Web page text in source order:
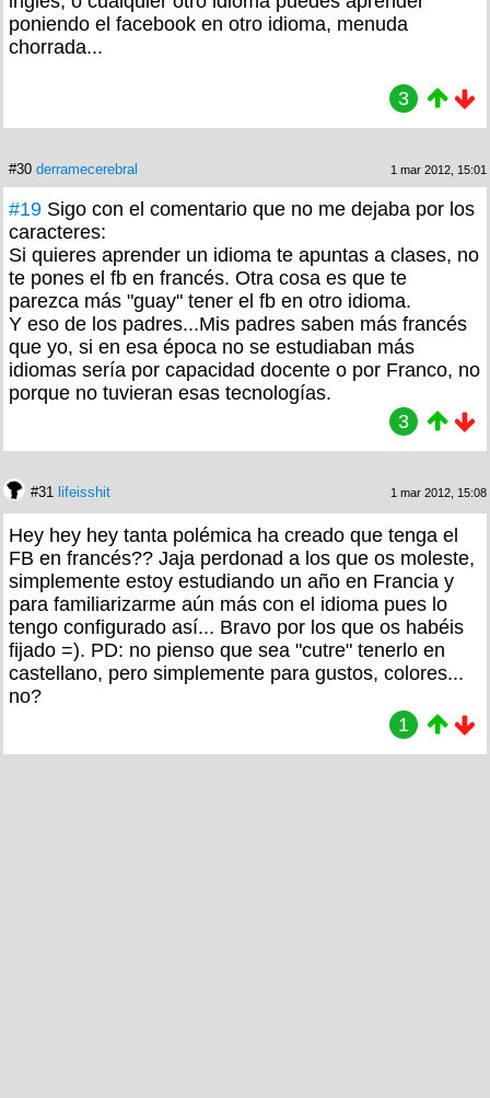
poniendo el facebook en otro idioma, menuda
chorrada...
3
#30 derramecerebral 1 mar 2012, 15:01
#19 Sigo con el comentario que no me dejaba por los
caracteres:
Si quieres aprender un idioma te apuntas a clases, no
te pones el fb en francés. Otra cosa es que te
parezca más "guay" tener el fb en otro idioma.
Y eso de los padres...Mis padres saben más francés
que yo, si en esa época no se estudiaban más
idiomas sería por capacidad docente o por Franco, no
porque no tuvieran esas tecnologías.
3
#31 lifeisshit 1 mar 2012, 15:08
Hey hey hey tanta polémica ha creado que tenga el
FB en francés?? Jaja perdonad a los que os moleste,
simplemente estoy estudiando un año en Francia y
para familiarizarme aún más con el idioma pues lo
tengo configurado así... Bravo por los que os habéis
fijado =). PD: no pienso que sea "cutre" tenerlo en
castellano, pero simplemente para gustos, colores...
no?
1